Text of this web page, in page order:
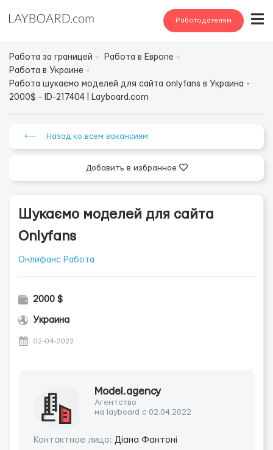
Работодателям
Работа за границей
Работа в Европе
Работа в Украине
Работа шукаємо моделей для сайта onlyfans в Украина -
2000$ - ID-217404 | Layboard.com
⟵ Назад ко всем вакансиям
Добавить в избранное
Шукаємо моделей для сайта
Onlyfans
Онлифанс Работа
2000 $
Украина
02-04-2022
Model.agency
Агентство
на layboard с 02.04.2022
Контактное лицо: Діана Фантоні